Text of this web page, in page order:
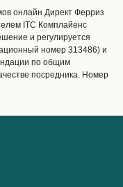
онлайн Директ Ферриз
ITC Комплайенс
и регулируется
номер 313486) и
по общим
посредника. Номер